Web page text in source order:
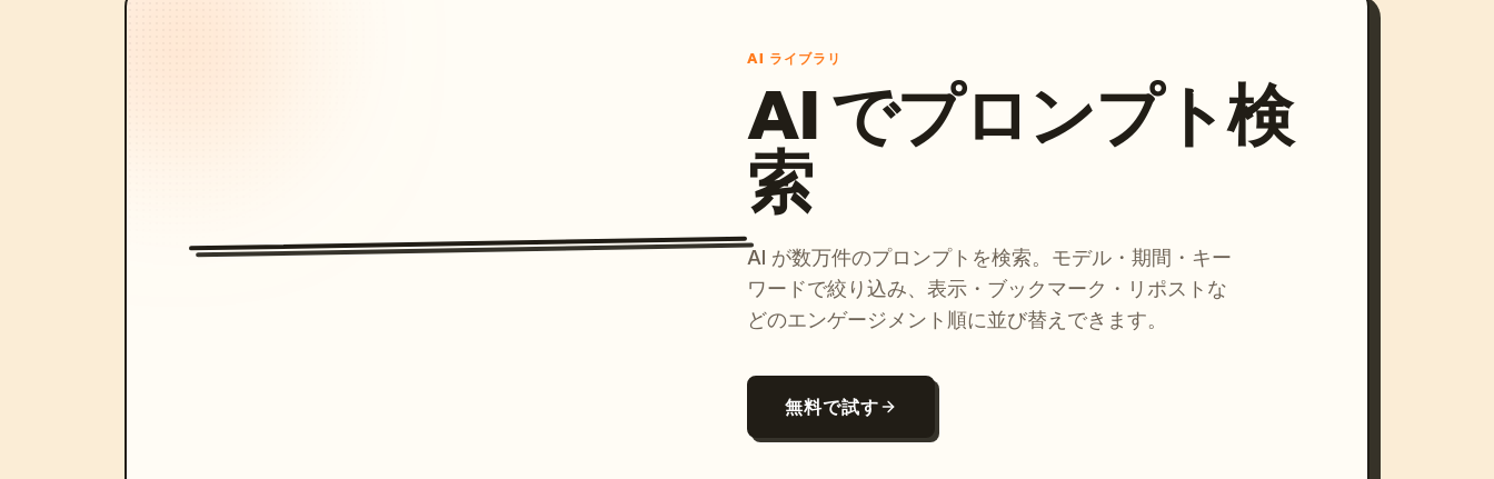
AI ライブラリ
AI でプロンプト検
索
AI が数万件のプロンプトを検索。モデル・期間・キー
ワードで絞り込み、表示・ブックマーク・リポストな
どのエンゲージメント順に並び替えできます。
無料で試す